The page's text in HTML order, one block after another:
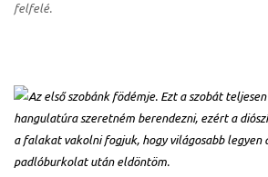
felfelé.